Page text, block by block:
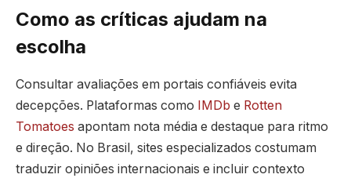
Como as críticas ajudam na
escolha
Consultar avaliações em portais confiáveis evita
decepções. Plataformas como
IMDb e Rotten
Tomatoes apontam nota média e destaque para ritmo
e direção. No Brasil, sites especializados costumam
traduzir opiniões internacionais e incluir contexto